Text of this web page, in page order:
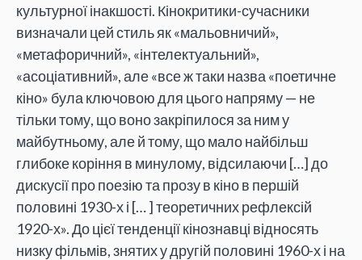
культурної інакшості. Кінокритики-сучасники
визначали цей стиль як «мальовничий»,
«метафоричний», «інтелектуальний»,
«асоціативний», але «все ж таки назва «поетичне
кіно» була ключовою для цього напряму — не
тільки тому, що воно закріпилося за ним у
майбутньому, але й тому, що мало найбільш
глибоке коріння в минулому, відсилаючи […] до
дискусії про поезію та прозу в кіно в першій
половині 1930-х і [… ] теоретичних рефлексій
1920-х». До цієї тенденції кінознавці відносять
низку фільмів, знятих у другій половині 1960-х і на